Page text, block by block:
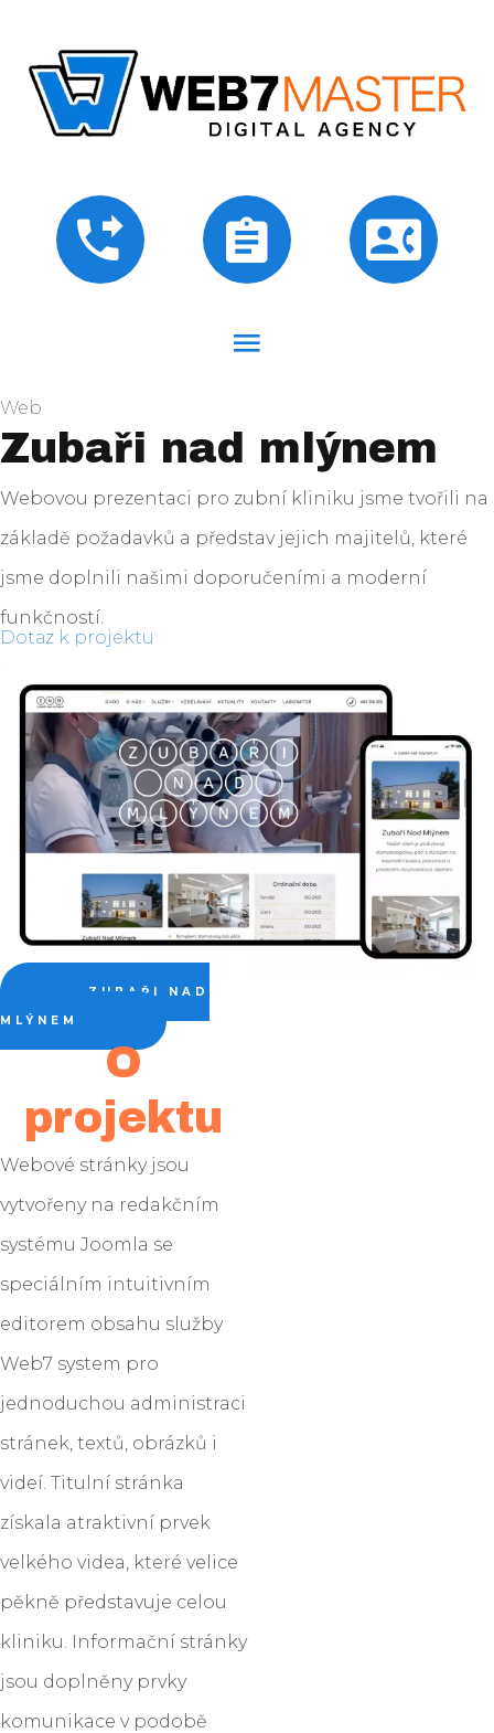
Web
Zubaři nad mlýnem
Webovou prezentaci pro zubní kliniku jsme tvořili na
základě požadavků a představ jejich majitelů, které
jsme doplnili našimi doporučeními a moderní
funkčností.
Dotaz k projektu
ZUBAŘI NAD
MLÝNEM
O
projektu
Webové stránky jsou
vytvořeny na redakčním
systému Joomla se
speciálním intuitivním
editorem obsahu služby
Web7 system pro
jednoduchou administraci
stránek, textů, obrázků i
videí. Titulní stránka
získala atraktivní prvek
velkého videa, které velice
pěkně představuje celou
kliniku. Informační stránky
jsou doplněny prvky
komunikace v podobě